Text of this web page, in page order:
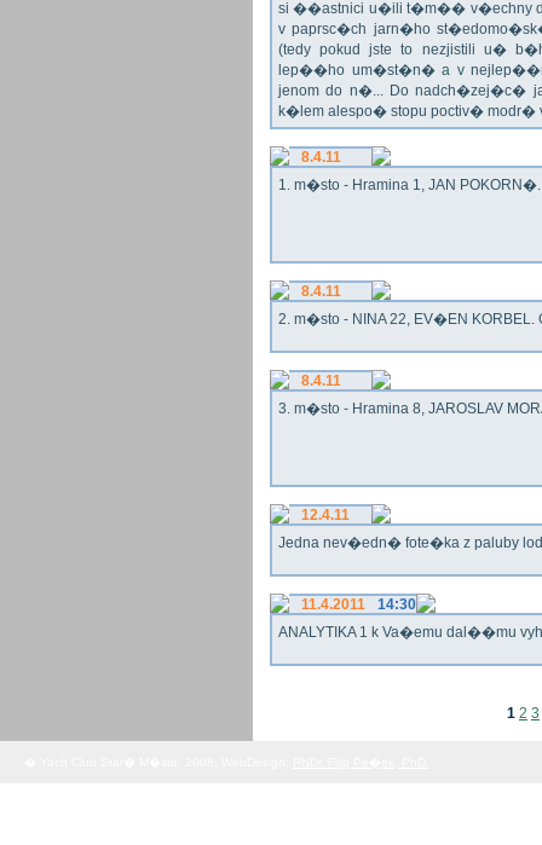
si ��astnici u�ili t�m�� v�echny
v paprsc�ch jarn�ho
(tedy pokud jste to nezjistili u�
lep��ho um�st�n� a v
jenom do n�... Do nadch�zej�c�
k�lem alespo� stopu poctiv�
8.4.11
1. m�sto - Hramina 1, JAN
8.4.11
2. m�sto - NINA 22, EV�EN KORBEL.
8.4.11
3. m�sto - Hramina 8, JAROSLAV
12.4.11
Jedna nev�edn� fote�ka z paluby
11.4.2011
14:30
ANALYTIKA 1 k Va�emu dal��mu
1 2 3